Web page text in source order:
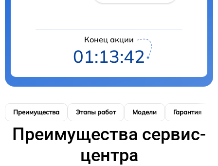
Конец акции
01:13:41
Преимущества Этапы работ Модели Гарантия
Преимущества сервис-
центра